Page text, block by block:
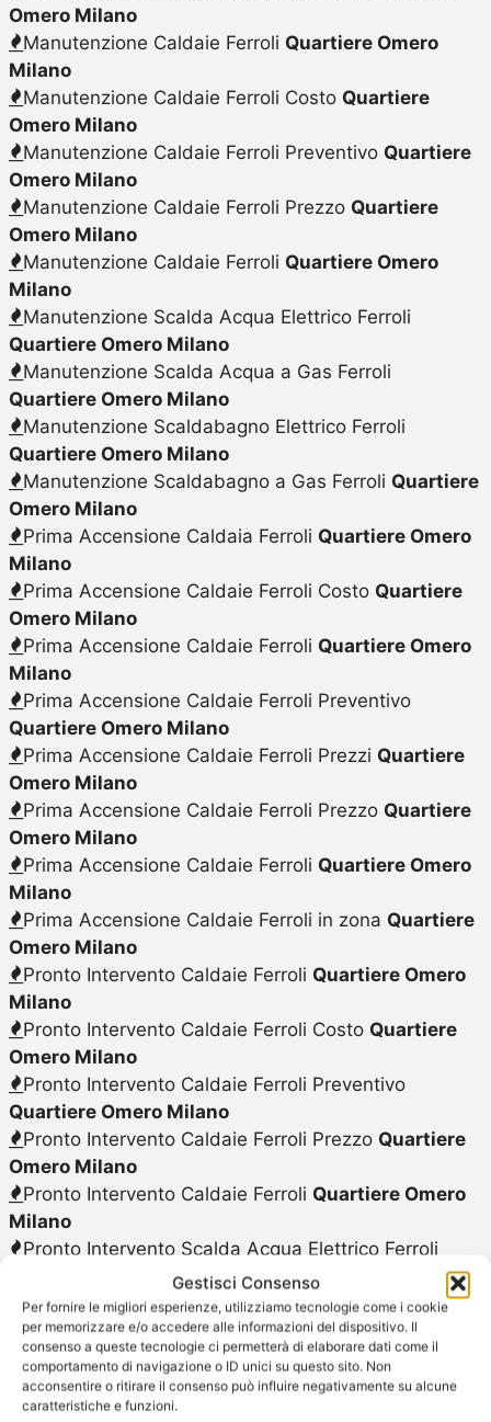
Gestisci Consenso
Per fornire le migliori esperienze, utilizziamo tecnologie come i cookie
per memorizzare e/o accedere alle informazioni del dispositivo. Il
consenso a queste tecnologie ci permetterà di elaborare dati come il
comportamento di navigazione o ID unici su questo sito. Non
acconsentire o ritirare il consenso può influire negativamente su alcune
caratteristiche e funzioni.
Omero Milano
Manutenzione Caldaie Ferroli Quartiere Omero
Milano
Manutenzione Caldaie Ferroli Costo Quartiere
Omero Milano
Manutenzione Caldaie Ferroli Preventivo Quartiere
Omero Milano
Manutenzione Caldaie Ferroli Prezzo Quartiere
Omero Milano
Manutenzione Caldaie Ferroli Quartiere Omero
Milano
Manutenzione Scalda Acqua Elettrico Ferroli
Quartiere Omero Milano
Manutenzione Scalda Acqua a Gas Ferroli
Quartiere Omero Milano
Manutenzione Scaldabagno Elettrico Ferroli
Quartiere Omero Milano
Manutenzione Scaldabagno a Gas Ferroli Quartiere
Omero Milano
Prima Accensione Caldaia Ferroli Quartiere Omero
Milano
Prima Accensione Caldaie Ferroli Costo Quartiere
Omero Milano
Prima Accensione Caldaie Ferroli Quartiere Omero
Milano
Prima Accensione Caldaie Ferroli Preventivo
Quartiere Omero Milano
Prima Accensione Caldaie Ferroli Prezzi Quartiere
Omero Milano
Prima Accensione Caldaie Ferroli Prezzo Quartiere
Omero Milano
Prima Accensione Caldaie Ferroli Quartiere Omero
Milano
Prima Accensione Caldaie Ferroli in zona Quartiere
Omero Milano
Pronto Intervento Caldaie Ferroli Quartiere Omero
Milano
Pronto Intervento Caldaie Ferroli Costo Quartiere
Omero Milano
Pronto Intervento Caldaie Ferroli Preventivo
Quartiere Omero Milano
Pronto Intervento Caldaie Ferroli Prezzo Quartiere
Omero Milano
Pronto Intervento Caldaie Ferroli Quartiere Omero
Milano
Pronto Intervento Scalda Acqua Elettrico Ferroli
Quartiere Omero Milano
Pronto Intervento Scalda Acqua a Gas Ferroli
Quartiere Omero Milano
Pronto Intervento Scaldabagno Elettrico Ferroli
Quartiere Omero Milano
Pronto Intervento Scaldabagno a Gas Ferroli